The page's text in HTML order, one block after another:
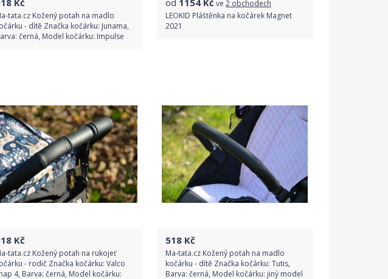
Kč
tata.cz Kožený potah na madlo
- dítě Značka kočárku: Junama,
černá, Model kočárku: Impulse
Detail produktu
od 1154 Kčve 2 obchodech
LEOKID Pláštěnka na kočárek Magnet
2021
Kč
tata.cz Kožený potah na rukojeť
- rodič Značka kočárku: Valco
4, Barva: černá, Model kočárku:
518 Kč
Ma-tata.cz Kožený potah na madlo
kočárku - dítě Značka kočárku: Tutis,
Barva: černá, Model kočárku: jiný model